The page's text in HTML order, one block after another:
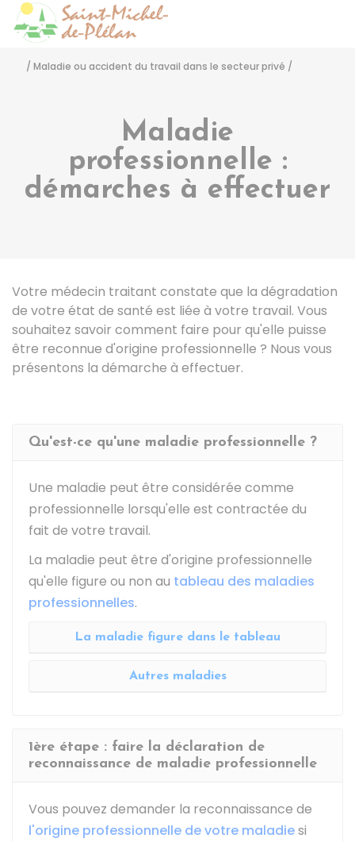
/ Maladie ou accident du travail dans le secteur privé /
Maladie
professionnelle :
démarches à effectuer
Votre médecin traitant constate que la dégradation
de votre état de santé est liée à votre travail. Vous
souhaitez savoir comment faire pour qu'elle puisse
être reconnue d'origine professionnelle ? Nous vous
présentons la démarche à effectuer.
Qu'est-ce qu'une maladie professionnelle ?
Une maladie peut être considérée comme
professionnelle lorsqu'elle est contractée du
fait de votre travail.
La maladie peut être d'origine professionnelle
qu'elle figure ou non au tableau des maladies
professionnelles.
La maladie figure dans le tableau
Autres maladies
1ère étape : faire la déclaration de
reconnaissance de maladie professionnelle
Vous pouvez demander la reconnaissance de
l'origine professionnelle de votre maladiesi